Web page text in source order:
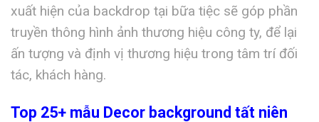
xuất hiện của backdrop tại bữa tiệc sẽ góp phần
truyền thông hình ảnh thương hiệu công ty, để lại
ấn tượng và định vị thương hiệu trong tâm trí đối
tác, khách hàng.
Top 25+ mẫu Decor background tất niên